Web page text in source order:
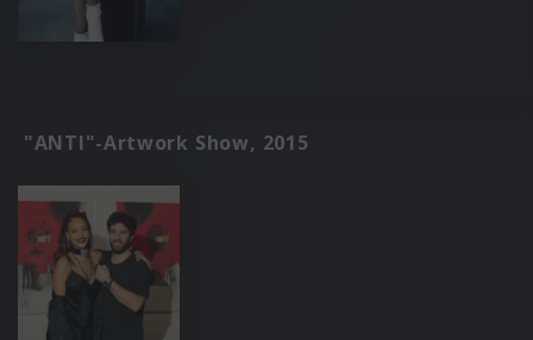
"ANTI"-Artwork Show, 2015